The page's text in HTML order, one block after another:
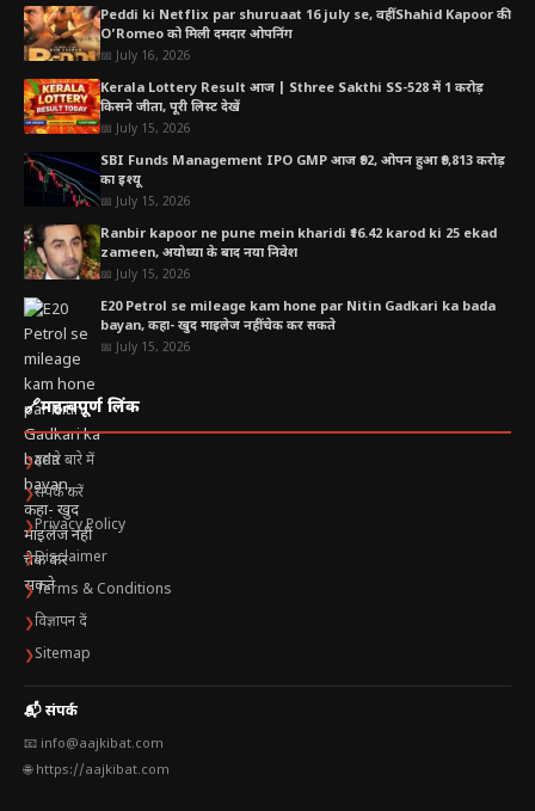
Peddi ki Netflix par shuruaat 16 july se, वहीं Shahid Kapoor की
O’Romeo को मिली दमदार ओपनिंग
📅 July 16, 2026
Kerala Lottery Result आज | Sthree Sakthi SS-528 में 1 करोड़
किसने जीता, पूरी लिस्ट देखें
📅 July 15, 2026
SBI Funds Management IPO GMP आज ₹92, ओपन हुआ ₹9,813 करोड़
का इश्यू
📅 July 15, 2026
Ranbir kapoor ne pune mein kharidi ₹16.42 karod ki 25 ekad
zameen, अयोध्या के बाद नया निवेश
📅 July 15, 2026
E20 Petrol se mileage kam hone par Nitin Gadkari ka bada
bayan, कहा- खुद माइलेज नहीं चेक कर सकते
📅 July 15, 2026
🔗महत्वपूर्ण लिंक
❯हमारे बारे में
❯संपर्क करें
❯Privacy Policy
❯Disclaimer
❯Terms & Conditions
❯विज्ञापन दें
❯Sitemap
📬 संपर्क
📧 info@aajkibat.com
🌐 https://aajkibat.com